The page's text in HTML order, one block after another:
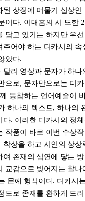
상징에 머물기 십상인
이다. 이대흠의 시 또한 2
담고 있기는 하지만 우
주어야 하는 디카시의 속
았다.
달리 영상과 문자가 하나
으로, 문자만으로는 디
동참하는 언어예술이
하나의 텍스트, 하나의
다. 이러한 디카시의 정
작품이 바로 이번 수상
착상을 하고 시인의 상상
여 존재의 심연에 닿는
교감으로 빚어지는 찰나
문예 형식이다. 디카시
도로 존재를 환하게 드